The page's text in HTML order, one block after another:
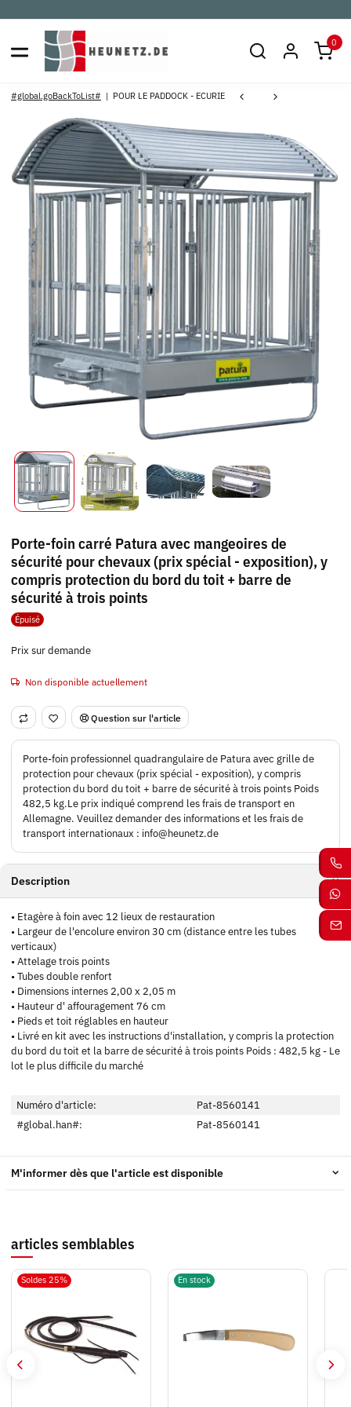
0
#global.goBackToList# POUR LE PADDOCK - ECURIE
Porte-foin carré Patura avec mangeoires de
sécurité pour chevaux (prix spécial - exposition), y
compris protection du bord du toit + barre de
sécurité à trois points
Épuisé
Prix sur demande
Non disponible actuellement
Question sur l'article
Porte-foin professionnel quadrangulaire de Patura avec grille de
protection pour chevaux (prix spécial - exposition), y compris
protection du bord du toit + barre de sécurité à trois points Poids
482,5 kg.Le prix indiqué comprend les frais de transport en
Allemagne. Veuillez demander des informations et les frais de
transport internationaux : info@heunetz.de
Description
• Etagère à foin avec 12 lieux de restauration
• Largeur de l'encolure environ 30 cm (distance entre les tubes
verticaux)
• Attelage trois points
• Tubes double renfort
• Dimensions internes 2,00 x 2,05 m
• Hauteur d' affouragement 76 cm
• Pieds et toit réglables en hauteur
• Livré en kit avec les instructions d'installation, y compris la protection
du bord du toit et la barre de sécurité à trois points Poids : 482,5 kg - Le
lot le plus difficile du marché
Numéro d'article:
Pat-8560141
#global.han#:
Pat-8560141
M'informer dès que l'article est disponible
articles semblables
Soldes 25% En stock